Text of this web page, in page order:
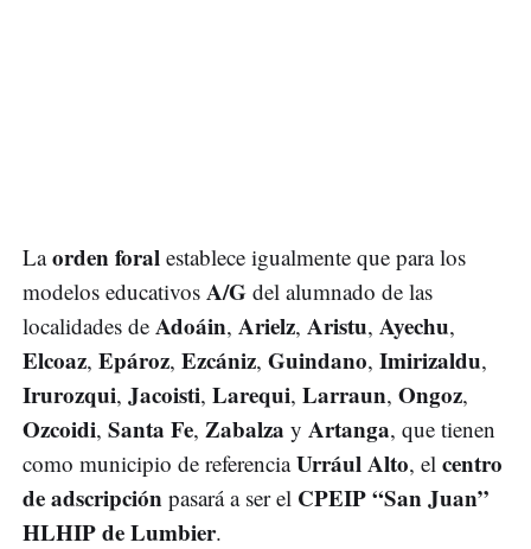
Laorden foral establece igualmente que para los
modelos educativos A/G del alumnado de las
localidades de Adoáin, Arielz, Aristu, Ayechu,
Elcoaz, Epároz, Ezcániz, Guindano, Imirizaldu,
Irurozqui, Jacoisti, Larequi, Larraun, Ongoz,
Ozcoidi, Santa Fe, Zabalza y Artanga, que tienen
como municipio de referenciaUrrául Alto, el centro
de adscripción pasará a ser el CPEIP “San Juan”
HLHIP de Lumbier.